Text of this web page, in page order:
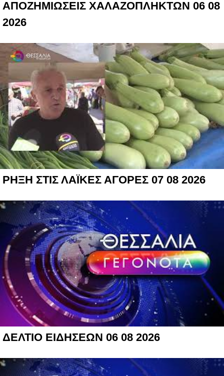
ΑΠΟΖΗΜΙΩΣΕΙΣ ΧΑΛΑΖΟΠΛΗΚΤΩΝ 06 08
2026
ΡΗΞΗ ΣΤΙΣ ΛΑΪΚΕΣ ΑΓΟΡΕΣ 07 08 2026
ΔΕΛΤΙΟ ΕΙΔΗΣΕΩΝ 06 08 2026